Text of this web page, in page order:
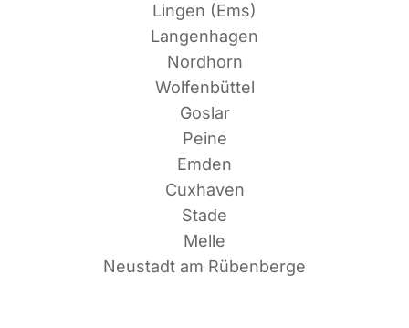
Lin­gen (Ems)
Langenhagen
Nordhorn
Wolfenbüttel
Goslar
Peine
Emden
Cuxhaven
Stade
Melle
Neu­stadt am Rübenberge